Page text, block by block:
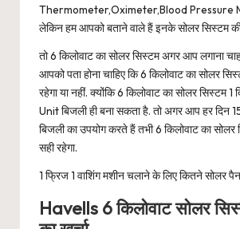
Thermometer,Oximeter,Blood Pressure
लेकिन हम आपको बताने वाले हैं इनके सोलर सिस्टम
तो 6 किलोवाट का सोलर सिस्टम अगर आप लगाना
आपको पता होना चाहिए कि 6 किलोवाट का सोलर
रहेगा या नहीं. क्योंकि 6 किलोवाट का सोलर सिस्टम 1
Unit बिजली ही बना सकता है. तो अगर आप हर दिन
बिजली का उपयोग करते हैं तभी 6 किलोवाट का
सही रहेगा.
1 फ्रिज 1 वाशिंग मशीन चलाने के लिए कितने सोलर
Havells 6 किलोवाट सोलर